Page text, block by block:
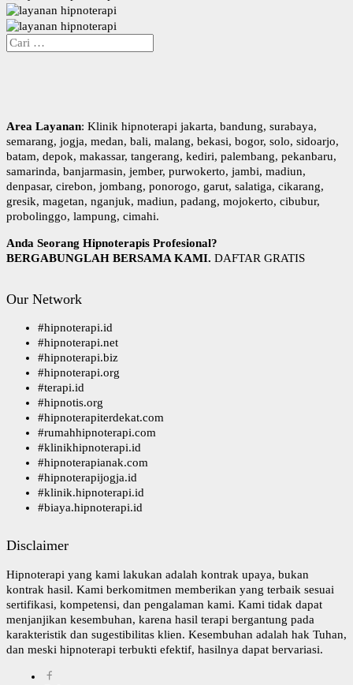
C
a
t
u
k
:
Area Layanan: Klinik hipnoterapi jakarta, bandung, surabaya,
semarang, jogja, medan, bali, malang, bekasi, bogor, solo, sidoarjo,
batam, depok, makassar, tangerang, kediri, palembang, pekanbaru,
samarinda, banjarmasin, jember, purwokerto, jambi, madiun,
denpasar, cirebon, jombang, ponorogo, garut, salatiga, cikarang,
gresik, magetan, nganjuk, madiun, padang, mojokerto, cibubur,
probolinggo, lampung, cimahi.
Anda Seorang Hipnoterapis Profesional?
BERGABUNGLAH BERSAMA KAMI. DAFTAR GRATIS
Our Network
#hipnoterapi.id
#hipnoterapi.net
#hipnoterapi.biz
#hipnoterapi.org
#terapi.id
#hipnotis.org
#hipnoterapiterdekat.com
#rumahhipnoterapi.com
#klinikhipnoterapi.id
#hipnoterapianak.com
#hipnoterapijogja.id
#klinik.hipnoterapi.id
#biaya.hipnoterapi.id
Disclaimer
Hipnoterapi yang kami lakukan adalah kontrak upaya, bukan
kontrak hasil. Kami berkomitmen memberikan yang terbaik sesuai
sertifikasi, kompetensi, dan pengalaman kami. Kami tidak dapat
menjanjikan kesembuhan, karena hasil terapi bergantung pada
karakteristik dan sugestibilitas klien. Kesembuhan adalah hak Tuhan,
dan meski hipnoterapi terbukti efektif, hasilnya dapat bervariasi.